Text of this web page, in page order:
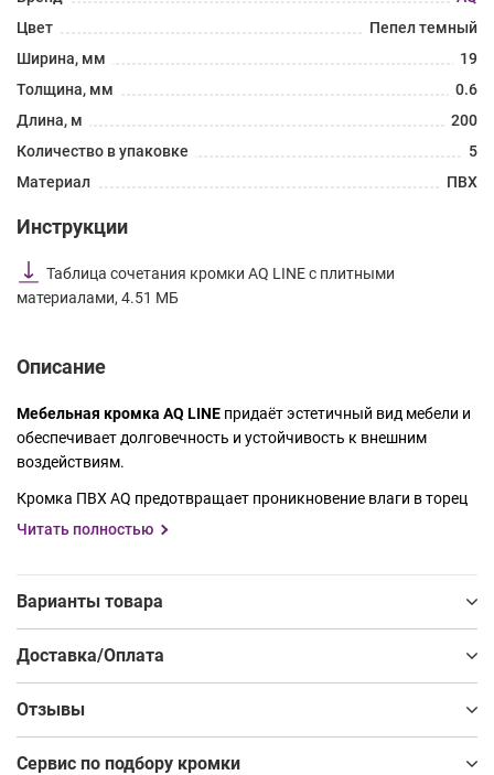
Цвет
Пепел темный
Ширина, мм
19
Толщина, мм
0.6
Длина, м
200
Количество в упаковке
5
Материал
ПВХ
Инструкции
Таблица сочетания кромки AQ LINE с плитными
материалами, 4.51 МБ
Описание
Мебельная кромка AQ LINE придаёт эстетичный вид мебели и
обеспечивает долговечность и устойчивость к внешним
воздействиям.
Кромка ПВХ AQ предотвращает проникновение влаги в торец
плитного материала, надежно защищает его от сколов и
внешний вид мебели. Обеспечивая идеальное приклеивание,
AQ LINE придаст изделию завершенный внешний вид.
идеально сочетается с плитами ведущих производителей,
и гармоничный дизайн мебели. Для вашего удобства у нас
есть специальный Сервис по подбору кромки под ДСП .
Читать полностью
Варианты товара
Доставка/Оплата
Отзывы
Сервис по подбору кромки